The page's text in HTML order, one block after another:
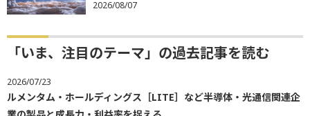
2026/08/07
「いま、注目のテーマ」の過去記事を読む
2026/07/23
ルメンタム・ホールディングス［LITE］など半導体・光通信関連企